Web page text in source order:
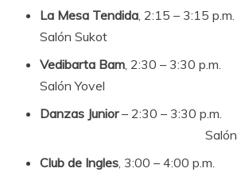
La Mesa Tendida , 2:15 – 3:15 p.m.
Salón Sukot
Vedibarta Bam , 2:30 – 3:30 p.m.
Salón Yovel
Danzas Junior– 2:30 –
Salón
Club de Ingles , 3:00 – 4:00 p.m.